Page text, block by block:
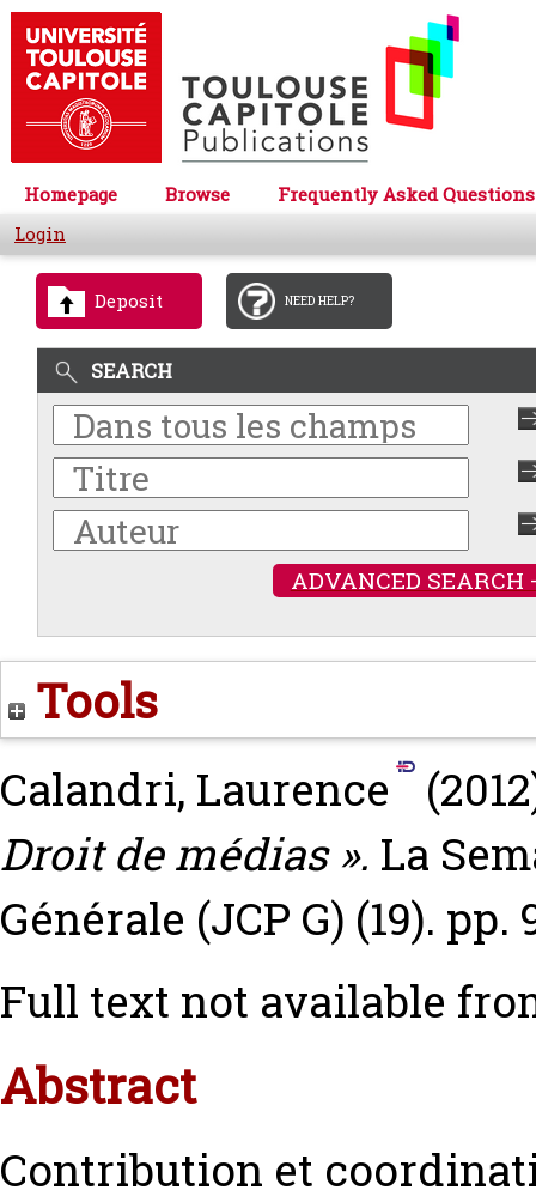
Homepage Browse
Frequently Asked Questions
Login
Deposit NEED HELP?
SEARCH
ADVANCED SEARCH
Tools
Calandri, Laurence
Droit de médias ». La
Générale (JCP G) (19). pp.
Full text not available
Abstract
Contribution et